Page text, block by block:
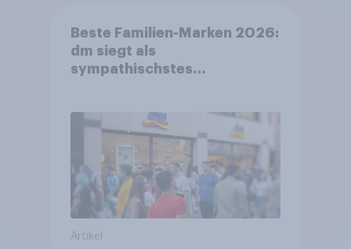
Beste Familien-Marken 2026:
dm siegt als
sympathischstes
Artikel